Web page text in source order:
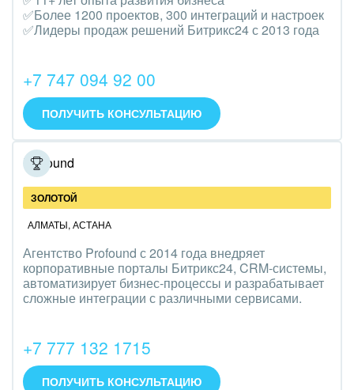
Трудоустройство
Красота, фитнес, спорт
PR, маркетинг, реклама,
АПК и пищевая промышленность
Выставки, семинары, конференции
Горнодобывающая отрасль
Досуг, туризм и отдых
Изготовление памятников и мемориальных
комплексов
Интерьер, дизайн, декор
✅Более 1200 проектов, 300 интеграций и настроек
✅Лидеры продаж решений Битрикс24 с 2013 года
+7 747 094 92 00
ПОЛУЧИТЬ КОНСУЛЬТАЦИЮ
Profound
ЗОЛОТОЙ
АЛМАТЫ, АСТАНА
Агентство Profound с 2014 года внедряет
корпоративные порталы Битрикс24, CRM-системы,
автоматизирует бизнес-процессы и разрабатывает
сложные интеграции с различными сервисами.
+7 777 132 1715
ПОЛУЧИТЬ КОНСУЛЬТАЦИЮ